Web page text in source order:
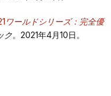
ワールドシリーズ：完全優
ク。2021年4月10日。